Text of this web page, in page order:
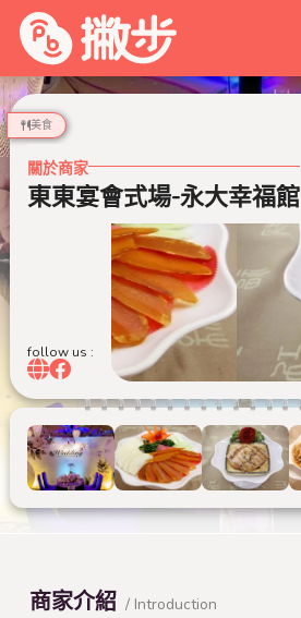
美食
關於商家
東東宴會式場-永大幸福館
follow us :
商家介紹 / Introduction